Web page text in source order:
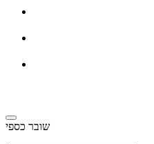
שובר כספי